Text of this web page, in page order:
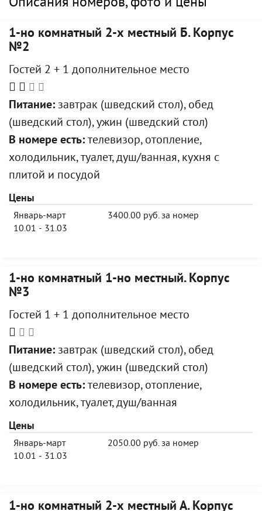
1-но комнатный 2-х местный Б. Корпус
№2
Гостей 2 + 1 дополнительное место
Питание: завтрак (шведский стол), обед
(шведский стол), ужин (шведский стол)
В номере есть: телевизор, отопление,
холодильник, туалет, душ/ванная, кухня с
плитой и посудой
Цены
Январь-март
10.01 - 31.03
3400.00 руб. за номер
1-но комнатный 1-но местный. Корпус
№3
Гостей 1 + 1 дополнительное место
Питание: завтрак (шведский стол), обед
(шведский стол), ужин (шведский стол)
В номере есть: телевизор, отопление,
холодильник, туалет, душ/ванная
Цены
Январь-март
10.01 - 31.03
2050.00 руб. за номер
1-но комнатный 2-х местный А. Корпус